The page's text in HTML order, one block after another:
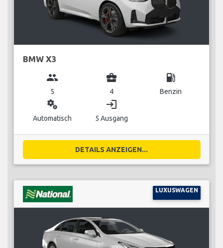
BMW X3
group
5
business_center
4
local_gas_station
Benzin
miscellaneous_services
Automatisch
login
5 Ausgang
DETAILS ANZEIGEN...
LUXUSWAGEN